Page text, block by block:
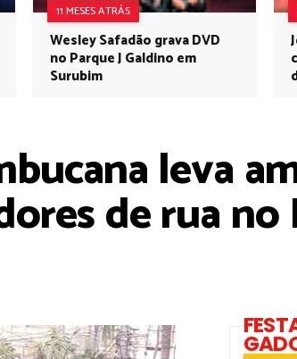
11 MESES ATRÁS
Wesley Safadão grava DVD
no Parque J Galdino em
Surubim
leva
de rua